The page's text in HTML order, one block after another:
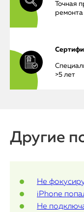
Watch
iMac
Mac Mini
Контакты
Точная
ремонта
>5 лет
Другие
Не
iPhone
Не